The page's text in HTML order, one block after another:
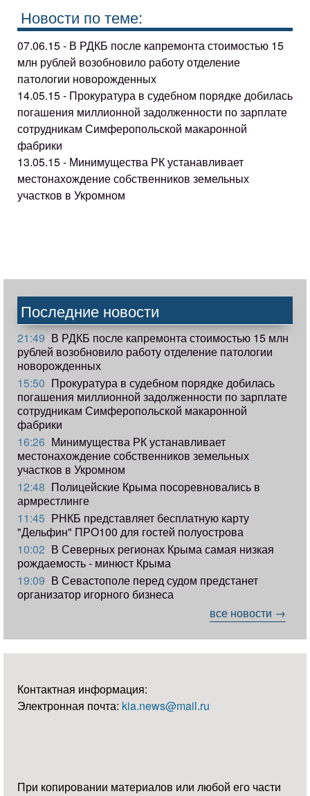
Новости по теме:
07.06.15 - В РДКБ после капремонта стоимостью 15
млн рублей возобновило работу отделение
патологии новорожденных
14.05.15 - Прокуратура в судебном порядке добилась
погашения миллионной задолженности по зарплате
сотрудникам Симферопольской макаронной
фабрики
13.05.15 - Минимущества РК устанавливает
местонахождение собственников земельных
участков в Укромном
Последние новости
21:49 В РДКБ после капремонта стоимостью 15 млн
рублей возобновило работу отделение патологии
новорожденных
15:50 Прокуратура в судебном порядке добилась
погашения миллионной задолженности по зарплате
сотрудникам Симферопольской макаронной
фабрики
16:26 Минимущества РК устанавливает
местонахождение собственников земельных
участков в Укромном
12:48 Полицейские Крыма посоревновались в
армрестлинге
11:45 РНКБ представляет бесплатную карту
"Дельфин" ПРО100 для гостей полуострова
10:02 В Северных регионах Крыма самая низкая
рождаемость - минюст Крыма
19:09 В Севастополе перед судом предстанет
организатор игорного бизнеса
все новости →
Контактная информация:
Электронная почта: kia.news@mail.ru
При копировании материалов или любой его части